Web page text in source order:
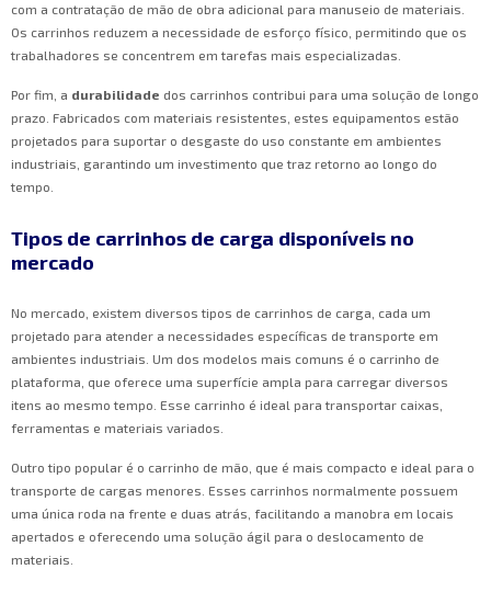
com a contratação de mão de obra adicional para manuseio de materiais.
Os carrinhos reduzem a necessidade de esforço físico, permitindo que os
trabalhadores se concentrem em tarefas mais especializadas.
Por fim, a durabilidade dos carrinhos contribui para uma solução de longo
prazo. Fabricados com materiais resistentes, estes equipamentos estão
projetados para suportar o desgaste do uso constante em ambientes
industriais, garantindo um investimento que traz retorno ao longo do
tempo.
Tipos de carrinhos de carga disponíveis no
mercado
No mercado, existem diversos tipos de carrinhos de carga, cada um
projetado para atender a necessidades específicas de transporte em
ambientes industriais. Um dos modelos mais comuns é o carrinho de
plataforma, que oferece uma superfície ampla para carregar diversos
itens ao mesmo tempo. Esse carrinho é ideal para transportar caixas,
ferramentas e materiais variados.
Outro tipo popular é o carrinho de mão, que é mais compacto e ideal para o
transporte de cargas menores. Esses carrinhos normalmente possuem
uma única roda na frente e duas atrás, facilitando a manobra em locais
apertados e oferecendo uma solução ágil para o deslocamento de
materiais.